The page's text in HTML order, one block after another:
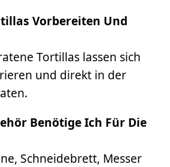
Vorbereiten Und
Tortillas lassen sich
und direkt in der
Benötige Ich Für Die
Schneidebrett, Messer